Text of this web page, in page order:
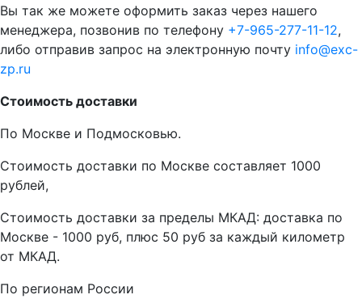
Вы так же можете оформить заказ через нашего
менеджера, позвонив по телефону +7-965-277-11-12,
либо отправив запрос на электронную почту info@exc-
zp.ru
Стоимость доставки
По Москве и Подмосковью.
Стоимость доставки по Москве составляет 1000
рублей,
Стоимость доставки за пределы МКАД: доставка по
Москве - 1000 руб, плюс 50 руб за каждый километр
от МКАД.
По регионам России